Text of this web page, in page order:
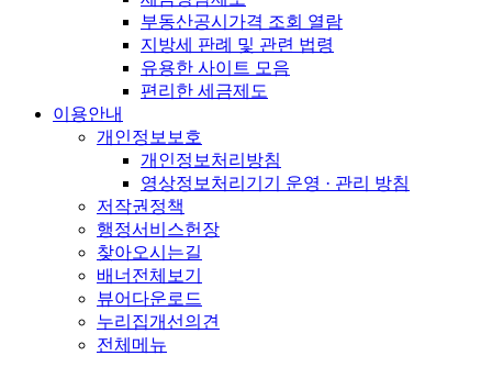
부동산공시가격 조회 열람
지방세 판례 및 관련 법령
유용한 사이트 모음
편리한 세금제도
이용안내
개인정보보호
개인정보처리방침
영상정보처리기기 운영 · 관리 방침
저작권정책
행정서비스헌장
찾아오시는길
배너전체보기
뷰어다운로드
누리집개선의견
전체메뉴